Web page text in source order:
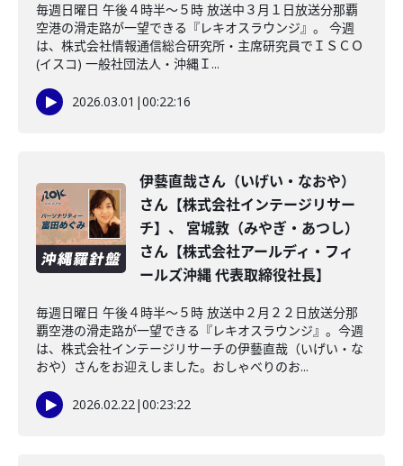
毎週日曜日 午後４時半～５時 放送中３月１日放送分那覇
空港の滑走路が一望できる『レキオスラウンジ』。 今週
は、株式会社情報通信総合研究所・主席研究員でＩＳＣＯ
(イスコ) 一般社団法人・沖縄Ｉ...
2026.03.01 |00:22:16
伊藝直哉さん（いげい・なおや）
さん【株式会社インテージリサー
チ】、 宮城敦（みやぎ・あつし）
さん【株式会社アールディ・フィ
ールズ沖縄 代表取締役社長】
毎週日曜日 午後４時半～５時 放送中２月２２日放送分那
覇空港の滑走路が一望できる『レキオスラウンジ』。今週
は、株式会社インテージリサーチの伊藝直哉（いげい・な
おや）さんをお迎えしました。おしゃべりのお...
2026.02.22|00:23:22